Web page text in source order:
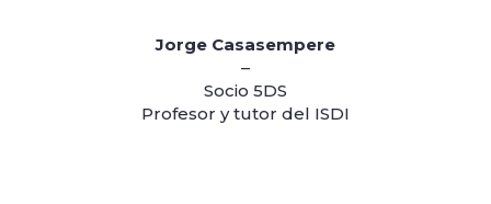
Jorge Casasempere
–
Socio 5DS
Profesor y tutor del ISDI